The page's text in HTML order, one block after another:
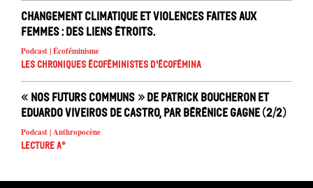
Changement climatique et violences faites aux
femmes : des liens étroits.
Podcast | Écoféminisme
Les chroniques écoféministes d'ÉcoFémina
« Nos futurs communs » de Patrick Boucheron et
Eduardo Viveiros de Castro, par Bérénice Gagne (2/2)
Podcast | Anthropocène
Lecture A°